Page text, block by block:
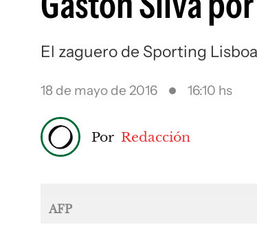
El zaguero de Sporting
18 de mayo de 2016 16:10 hs
Por Redacción
AFP